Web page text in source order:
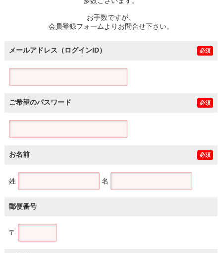
お手数ですが、
会員登録フォームよりお問合せ下さい。
メールアドレス（ログインID） 必須
ご希望のパスワード 必須
お名前 必須
姓 名
郵便番号
〒